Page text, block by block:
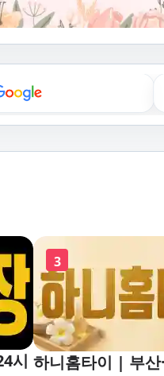
시
3
하니홈타이 | 부산